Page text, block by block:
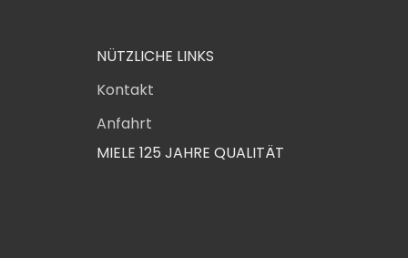
NÜTZLICHE LINKS
Kontakt
Anfahrt
MIELE 125 JAHRE QUALITÄT